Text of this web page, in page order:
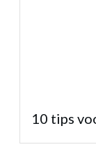
10 tips